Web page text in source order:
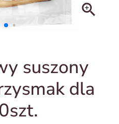
zoom_in
suszony
dla